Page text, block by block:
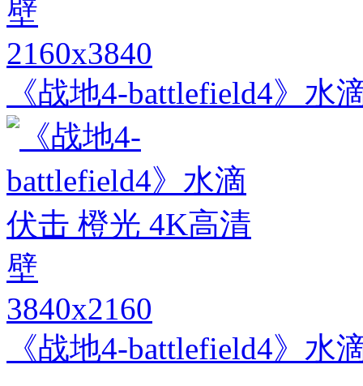
2160x3840
《战地4-battlefield4》水
3840x2160
《战地4-battlefield4》水